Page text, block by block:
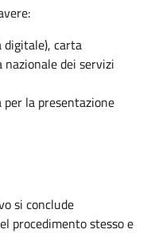
digitale), carta
nazionale dei servizi
la presentazione
si conclude
procedimento stesso e